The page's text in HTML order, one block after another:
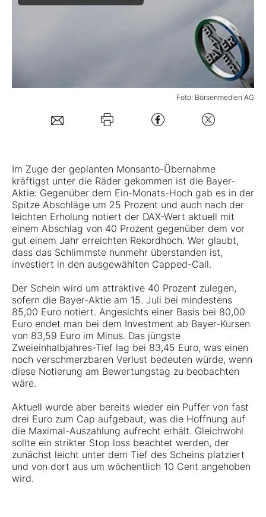
Experten
Folgen Sie uns
Foto: Börsenmedien AG
Im Zuge der geplanten Monsanto-Übernahme
kräftigst unter die Räder gekommen ist die Bayer-
Aktie: Gegenüber dem Ein-Monats-Hoch gab es in der
Spitze Abschläge um 25 Prozent und auch nach der
leichten Erholung notiert der DAX-Wert aktuell mit
einem Abschlag von 40 Prozent gegenüber dem vor
gut einem Jahr erreichten Rekordhoch. Wer glaubt,
dass das Schlimmste nunmehr überstanden ist,
investiert in den ausgewählten Capped-Call.
Der Schein wird um attraktive 40 Prozent zulegen,
sofern die Bayer-Aktie am 15. Juli bei mindestens
85,00 Euro notiert. Angesichts einer Basis bei 80,00
Euro endet man bei dem Investment ab Bayer-Kursen
von 83,59 Euro im Minus. Das jüngste
Zweieinhalbjahres-Tief lag bei 83,45 Euro, was einen
noch verschmerzbaren Verlust bedeuten würde, wenn
diese Notierung am Bewertungstag zu beobachten
wäre.
Aktuell wurde aber bereits wieder ein Puffer von fast
drei Euro zum Cap aufgebaut, was die Hoffnung auf
die Maximal-Auszahlung aufrecht erhält. Gleichwohl
sollte ein strikter Stop loss beachtet werden, der
zunächst leicht unter dem Tief des Scheins platziert
und von dort aus um wöchentlich 10 Cent angehoben
wird.